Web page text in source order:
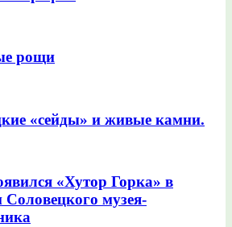
рощи
«сейды» и живые камни.
«Хутор Горка» в
Соловецкого музея-